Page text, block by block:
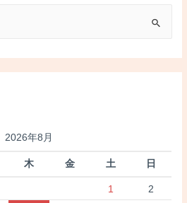
2026年8月
木 金 土 日
1
2